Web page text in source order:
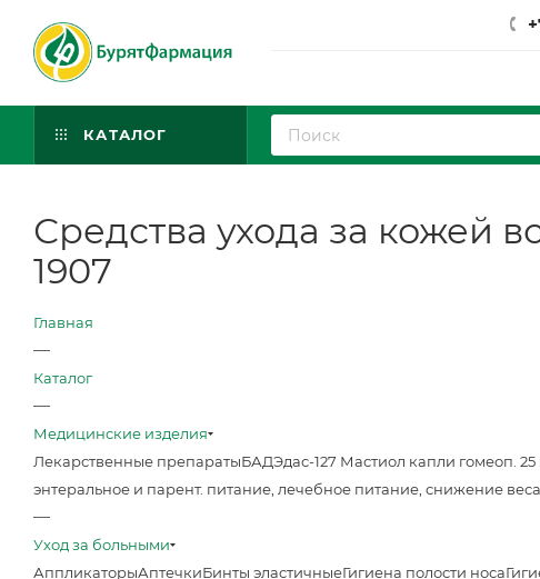
КАТАЛОГ
Средства ухода за кожей
1907
Главная
—
Каталог
—
Медицинские изделия
Лекарственные препаратыБАДЭдас-127 Мастиол капли гомеоп. 25
энтеральное и парент. питание, лечебное питание, снижение веса
—
Уход за больными
АппликаторыАптечкиБинты эластичныеГигиена полости носа